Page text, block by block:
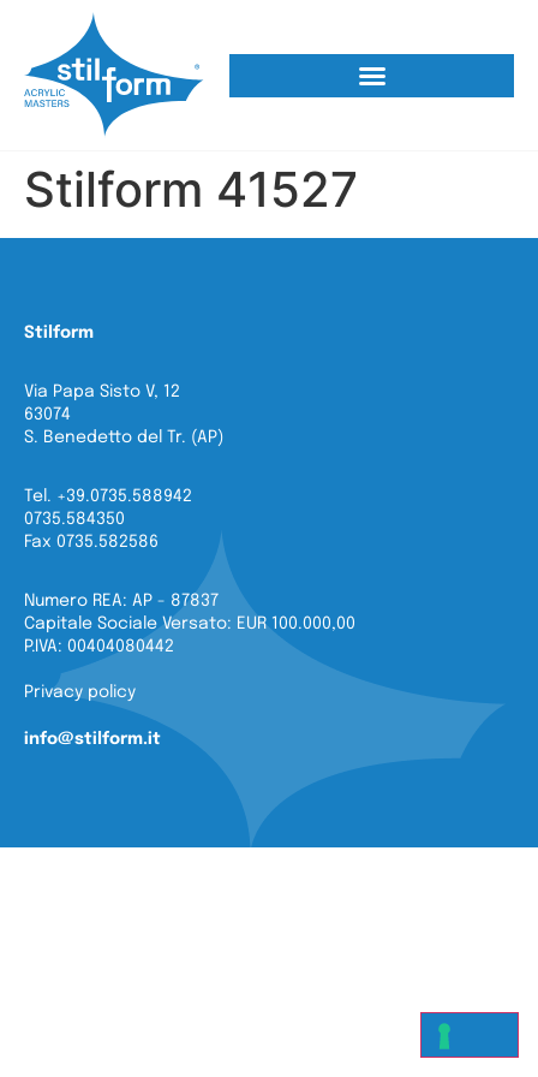
Stilform 41527
Stilform
Via Papa Sisto V, 12
63074
S. Benedetto del Tr. (AP)
Tel. +39.0735.588942
0735.584350
Fax 0735.582586
Numero REA: AP - 87837
Capitale Sociale Versato: EUR 100.000,00
P.IVA: 00404080442
Privacy policy
info@stilform.it